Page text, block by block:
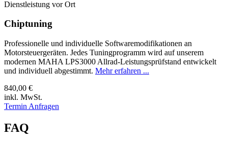
Dienstleistung vor Ort
Chiptuning
Professionelle und individuelle Softwaremodifikationen an
Motorsteuergeräten. Jedes Tuningprogramm wird auf unserem
modernen MAHA LPS3000 Allrad-Leistungsprüfstand entwickelt
und individuell abgestimmt. Mehr erfahren ...
840,00 €
inkl. MwSt.
Termin Anfragen
FAQ